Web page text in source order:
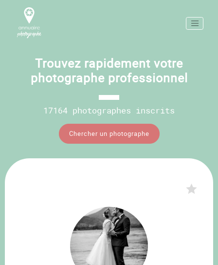
Trouvez rapidement votre
photographe professionnel
17164 photographes inscrits
Chercher un photographe